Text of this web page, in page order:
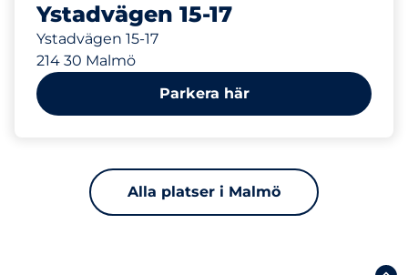
Ystadvägen 15-17
Ystadvägen 15-17
214 30 Malmö
Parkera här
Alla platser i Malmö